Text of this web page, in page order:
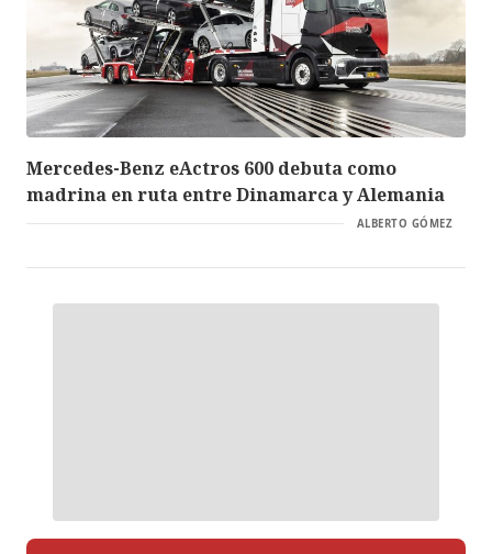
Mercedes-Benz eActros 600 debuta como
madrina en ruta entre Dinamarca y Alemania
ALBERTO GÓMEZ